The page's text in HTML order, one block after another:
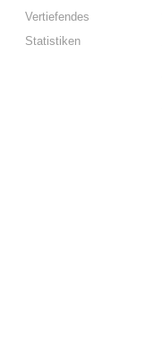
Vertiefendes
Statistiken